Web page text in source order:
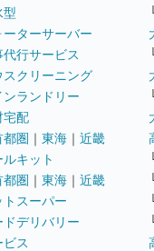
型
ーターサーバー
代行サービス
スクリーニング
ンランドリー
宅配
都圏 ｜ 東海 ｜ 近畿
ルキット
都圏 ｜ 東海 ｜ 近畿
トスーパー
ドデリバリー
ビス